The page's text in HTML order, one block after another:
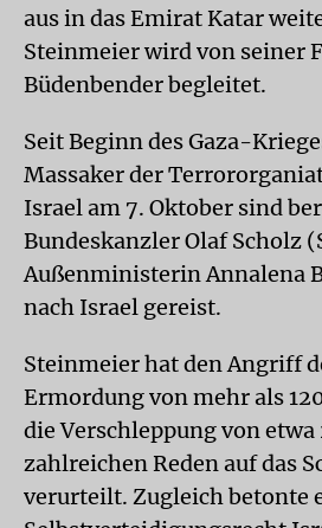
aus in das Emirat Katar
Steinmeier wird von seiner
Büdenbender begleitet.
Seit Beginn des Gaza-
Massaker der
Israel am 7. Oktober sind
Bundeskanzler Olaf Scholz
Außenministerin Annalena
nach Israel gereist.
Steinmeier hat den Angriff
Ermordung von mehr als
die Verschleppung von
zahlreichen Reden auf das
verurteilt. Zugleich betonte